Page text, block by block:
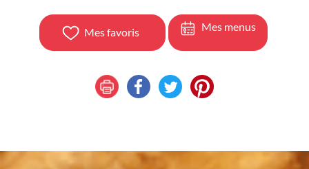
Mes favoris Mes menus